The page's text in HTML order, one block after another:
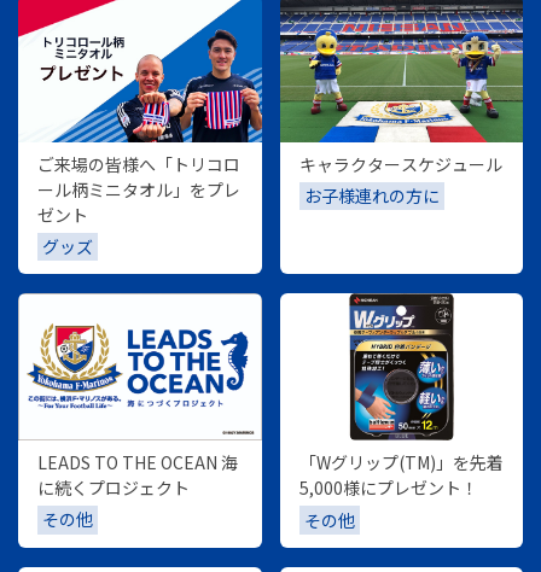
ご来場の皆様へ「トリコロ
ール柄ミニタオル」をプレ
ゼント
グッズ
キャラクタースケジュール
お子様連れの方に
LEADS TO THE OCEAN 海
に続くプロジェクト
その他
「Wグリップ(TM)」を先着
5,000様にプレゼント！
その他